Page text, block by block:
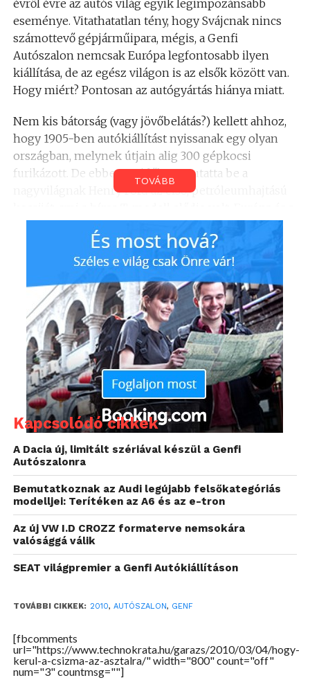
évről évre az autós világ egyik legimpozánsabb
eseménye. Vitathatatlan tény, hogy Svájcnak nincs
számottevő gépjárműipara, mégis, a Genfi
Autószalon nemcsak Európa legfontosabb ilyen
kiállítása, de az egész világon is az elsők között van.
Hogy miért? Pontosan az autógyártás hiánya miatt.
Nem kis bátorság (vagy jövőbelátás?) kellett ahhoz,
hogy 1905-ben autókiállítást nyissanak egy olyan
országban, melynek útjain alig 300 gépkocsi
furikázott. De ebben az időben mutatta be a
nagyvilágnak Henry Ford az első, petróleumhajtású
kedvét a kiállításhoz. Az ötlet mindenesetre bevált: a
genfi „játszótér” semlegessége és a tény, hogy a
nagyközönségből mindenki találhatott magának
kedvére való járgányt, minden évben rengeteg
kiállítót és látogatót vonzott – és vonz a mai napig.
A többi híres autószalon, mint például a detroiti, a
frankfurti, a tokiói vagy a párizsi – akár tetszik, akár
nem – kötődik az adott ország autóiparához. Genf
az egyetlen hely, ahol nincs kivételezés: a nem túl
nagy alapterületű standok viszonylag hasonló
méretűek, így egyik gyártó sem kerülhet túlsúlyba
azzal, hogy egy teljes pavilont lefoglal magának. Itt
valóban a lényegre lehet fókuszálni, legyen szó
szériamodellekről vagy egzotikus szuperautókról,
vadonatúj kütyükről vagy technikai áttörésekről:
mindenkinek egyformán jut a reflektorfényből.
Kiállítók és látogatók
tartják, 59 autógyártó mutatkozott be a 17000
idén még csak a 80. autószalon nyílik meg, nem egy
számolási hiba, hanem a 20. század első
TOVÁBB
Kapcsolódó cikkek
A Dacia új, limitált szériával készül a Genfi
Autószalonra
Bemutatkoznak az Audi legújabb felsőkategóriás
modelljei: Terítéken az A6 és az e-tron
Az új VW I.D CROZZ formaterve nemsokára
valósággá válik
SEAT világpremier a Genfi Autókiállításon
TOVÁBBI CIKKEK: 2010, AUTÓSZALON, GENF
[fbcomments
url="https://www.technokrata.hu/garazs/2010/03/04/hogy-
kerul-a-csizma-az-asztalra/" width="800" count="off"
num="3" countmsg=""]